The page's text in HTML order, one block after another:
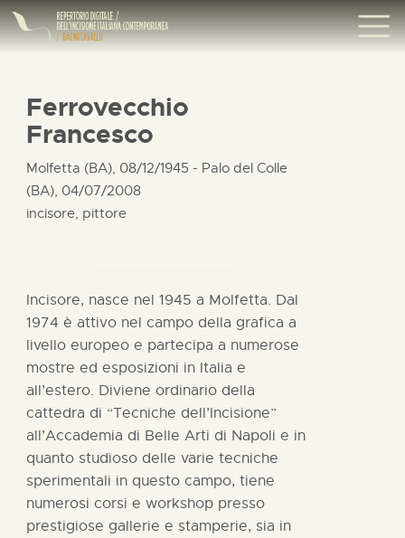
Ferrovecchio
Francesco
Molfetta (BA), 08/12/1945 - Palo del Colle
(BA), 04/07/2008
incisore, pittore
Incisore, nasce nel 1945 a Molfetta. Dal
1974 è attivo nel campo della grafica a
livello europeo e partecipa a numerose
mostre ed esposizioni in Italia e
all’estero. Diviene ordinario della
cattedra di “Tecniche dell’Incisione”
all’Accademia di Belle Arti di Napoli e in
quanto studioso delle varie tecniche
sperimentali in questo campo, tiene
numerosi corsi e workshop presso
prestigiose gallerie e stamperie, sia in